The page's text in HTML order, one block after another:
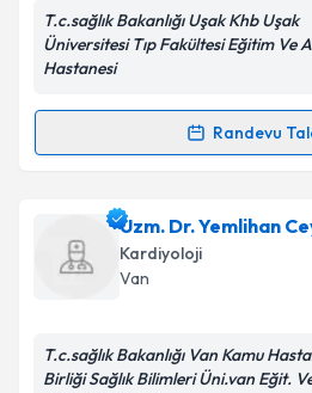
Kişisel verilerimin
Metni'ni okudum ve
kapsamda işlenmesini
Takvim
T.c.sağlık Bakanlığı Uşak Khb Uşak
Üniversitesi Tıp Fakültesi Eğitim Ve
Hastanesi
Randevu
Randevu Takvimi Talebi
Uzm. Dr. Ayşe Bütüniçin
oluşturun. Size bu uzmandan
takvim hazırlandığında e-
Uzm. Dr. Yemlihan
Kardiyoloji
Van
T.c.sağlık Bakanlığı Van Kamu
Birliği Sağlık Bilimleri Üni.van Eğit.